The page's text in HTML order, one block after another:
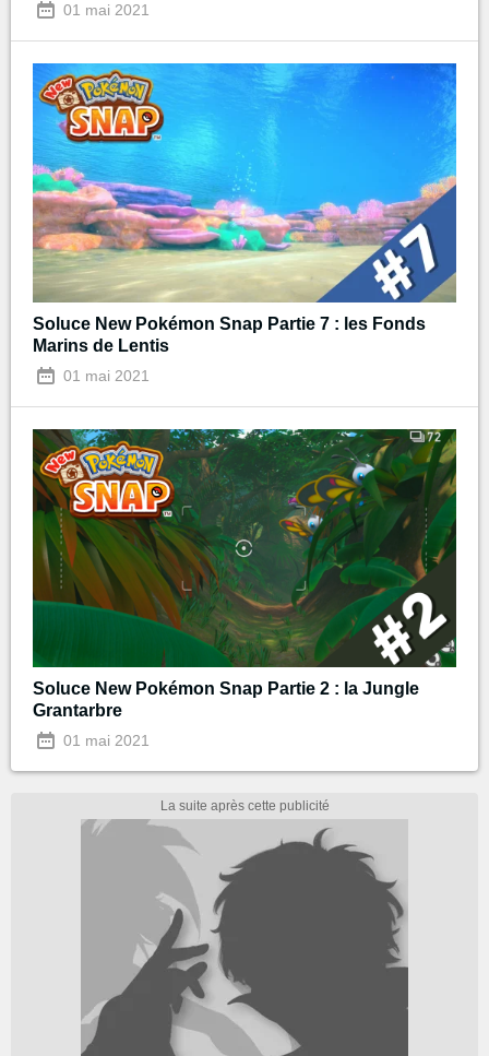
01 mai 2021
Soluce New Pokémon Snap Partie 7 : les Fonds
Marins de Lentis
01 mai 2021
Soluce New Pokémon Snap Partie 2 : la Jungle
Grantarbre
01 mai 2021